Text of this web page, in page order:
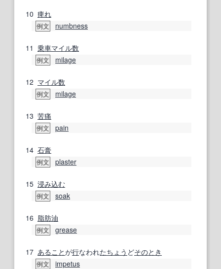
10 痺れ
例文 numbness
11 乗車マイル数
例文 milage
12 マイル数
例文 milage
13 苦痛
例文 pain
14 石膏
例文 plaster
15 浸み込む
例文 soak
16 脂肪油
例文 grease
17 あることが行なわれたちょう どそのとき
例文 impetus